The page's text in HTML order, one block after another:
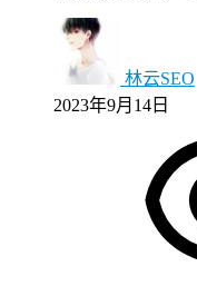
林云SEO
2023年9月14日